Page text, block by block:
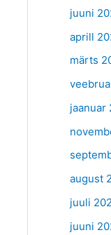
juuni
aprill
märts
jaanuar
august
juuli
juuni